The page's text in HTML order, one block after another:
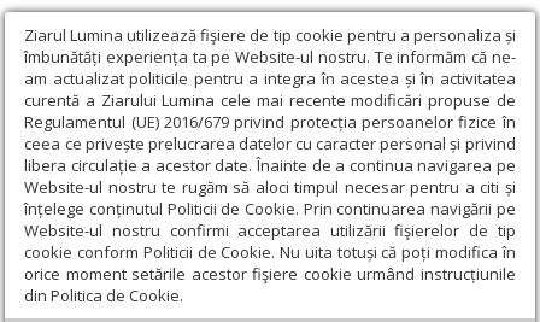
Ziarul Lumina utilizează fişiere de tip cookie pentru a personaliza și
îmbunătăți experiența ta pe Website-ul nostru. Te informăm că ne-
am actualizat politicile pentru a integra în acestea și în activitatea
curentă a Ziarului Lumina cele mai recente modificări propuse de
Regulamentul (UE) 2016/679 privind protecția persoanelor fizice în
ceea ce privește prelucrarea datelor cu caracter personal și privind
libera circulație a acestor date. Înainte de a continua navigarea pe
Website-ul nostru te rugăm să aloci timpul necesar pentru a citi și
înțelege conținutul Politicii de Cookie. Prin continuarea navigării pe
Website-ul nostru confirmi acceptarea utilizării fişierelor de tip
cookie conform Politicii de Cookie. Nu uita totuși că poți modifica în
orice moment setările acestor fişiere cookie urmând instrucțiunile
din Politica de Cookie.
Ziarul Lumina › Societate › Actualitate socială › Lista alimentelor
care rămân cu adaos comercial plafonat
Lista alimentelor care rămân cu adaos
comercial plafonat